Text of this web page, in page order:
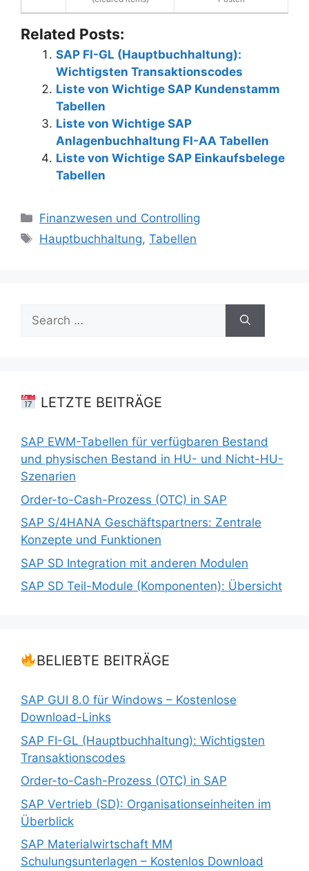
Related Posts:
SAP FI-GL (Hauptbuchhaltung):
Wichtigsten Transaktionscodes
Liste von Wichtige SAP Kundenstamm
Tabellen
Liste von Wichtige SAP
Anlagenbuchhaltung FI-AA Tabellen
Liste von Wichtige SAP Einkaufsbelege
Tabellen
Categories
Finanzwesen und Controlling
Tags
Hauptbuchhaltung,Tabellen
Search
for:
LETZTE BEITRÄGE
SAP EWM-Tabellen für verfügbaren Bestand
und physischen Bestand in HU- und Nicht-HU-
Szenarien
Order-to-Cash-Prozess (OTC) in SAP
SAP S/4HANA Geschäftspartners: Zentrale
Konzepte und Funktionen
SAP SD Integration mit anderen Modulen
SAP SD Teil-Module (Komponenten): Übersicht
BELIEBTE BEITRÄGE
SAP GUI 8.0 für Windows – Kostenlose
Download-Links
SAP FI-GL (Hauptbuchhaltung): Wichtigsten
Transaktionscodes
Order-to-Cash-Prozess (OTC) in SAP
SAP Vertrieb (SD): Organisationseinheiten im
Überblick
SAP Materialwirtschaft MM
Schulungsunterlagen – Kostenlos Download